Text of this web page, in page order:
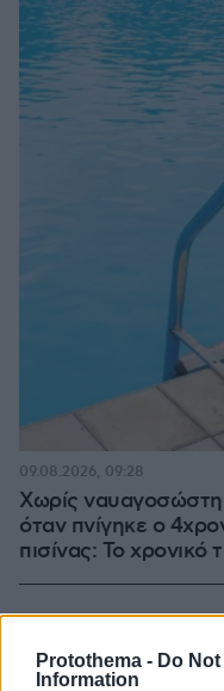
Protothema - Do
Information
Χωρίς
όταν πνίγηκε ο
πισίνας: Το χρονικό
09.08.2026, 09:28